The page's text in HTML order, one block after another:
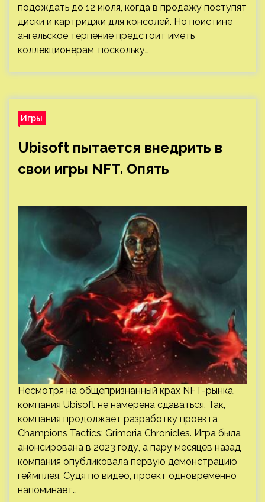
подождать до 12 июля, когда в продажу поступят
диски и картриджи для консолей. Но поистине
ангельское терпение предстоит иметь
коллекционерам, поскольку…
Игры
Ubisoft пытается внедрить в
свои игры NFT. Опять
Несмотря на общепризнанный крах NFT-рынка,
компания Ubisoft не намерена сдаваться. Так,
компания продолжает разработку проекта
Champions Tactics: Grimoria Chronicles. Игра была
анонсирована в 2023 году, а пару месяцев назад
компания опубликовала первую демонстрацию
геймплея. Судя по видео, проект одновременно
напоминает…